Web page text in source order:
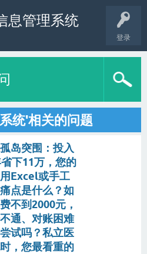
登录
息管理系统
统'相关的问题
岛突围：投入
下11万，您的
Excel或手工
点是什么？如
不到2000元，
通、对账困难
试吗？私立医
，您最看重的